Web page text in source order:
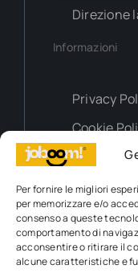
Per fornire le migliori
per memorizzare e/o
consenso a queste
comportamento di
acconsentire o ritirare il
alcune caratteristiche e
Direzione
Informazioni
Privacy
Cookie
Contatti
Richiesta